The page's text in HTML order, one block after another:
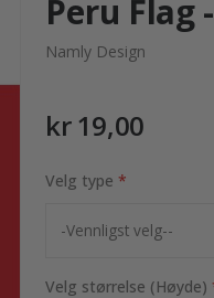
95,00 Kr
Peru Flag
Namly Design
kr 19,00
Velg type
Velg størrelse (Høyde)